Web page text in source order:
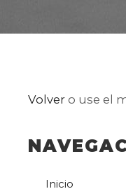
Volver o use el
Inicio